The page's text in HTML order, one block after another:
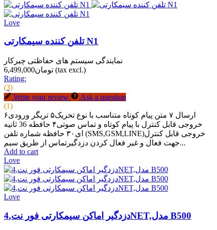
Love
تلفن کننده سیمکارتی N1
نمایندگی سیستم های حفاظتی چیرکار
تومان6,499,000 (tax excl.)
Rating:
(3)
Write your review
Ask a question
(1)
ارسال ۷ متن پیام کوتاه متناسب با نوع تحریک۵ تریگر ورودی۶
خروجی قابل کنترل با پیام کوتاه و تماس صوتی۴ حافظه 36 ثانیه
ای۳۰ حافظه شماره تلفن (SMS,GSM,LINE)خروجی قابل کنترل
جهت فعال و غیر فعال کردن دزدگیرتماس از طریق سیم...
Add to cart
Love
Love
دزدگیر اماکن سیمکارتی فور نت,4NET,مدل B500